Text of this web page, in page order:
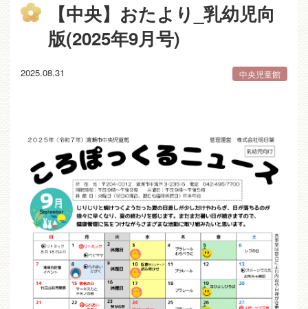
【中央】おたより_乳幼児向
版(2025年9月号)
2025.08.31 中央児童館